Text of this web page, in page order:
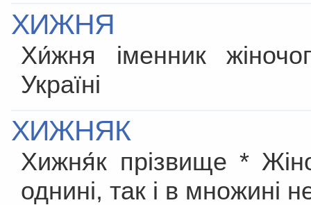
ХИЖНЯ
Хи́жня іменник
Україні
ХИЖНЯК
Хижня́к прізвище *
однині, так і в множині